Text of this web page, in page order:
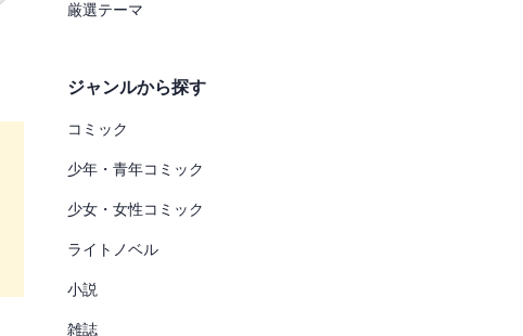
厳選テーマ
ジャンルから探す
コミック
少年・青年コミック
少女・女性コミック
ライトノベル
小説
雑誌